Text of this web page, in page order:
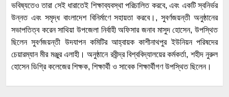
ভবিষ্যতেও তারা সেই ধারাতেই শিক্ষাব্যবস্থা পরিচালিত করবে, এবং একটি স্বনির্ভর
উন্নত এবং সমৃদ্ধ বাংলাদেশ বিনির্মাণে সহায়তা করবে।, সুবর্ণজয়ন্তী অনুষ্ঠানের
সভাপতিত্ব করেন সাথিয়া উপজেলা নির্বাহী অফিসার জনাব মাসুদ হোসেন, উপস্থিত
ছিলেন সুবর্ণজয়ন্তী উদযাপন কমিটির আহ্বায়ক কাশীনাথপুর ইউনিয়ন পরিষদের
চেয়ারম্যান মীর মঞ্জুর এলাহী। অনুষ্ঠানে রবীন্দ্র বিশ্ববিদ্যালয়ের কর্মকর্তা, শহীদ নুরুল
হোসেন ডিগ্রি কলেজের শিক্ষক, শিক্ষার্থী ও সাবেক শিক্ষার্থীগণ উপস্থিত ছিলেন।